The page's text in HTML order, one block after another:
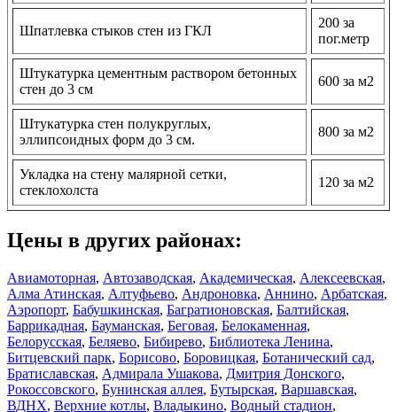
Шпатлевка стыков стен из ГКЛ
200 за
пог.метр
Штукатурка цементным раствором бетонных
стен до 3 см
600 за м2
Штукатурка стен полукруглых,
эллипсоидных форм до 3 см.
800 за м2
Укладка на стену малярной сетки,
стеклохолста
120 за м2
Цены в других районах:
Авиамоторная, Автозаводская, Академическая, Алексеевская,
Алма Атинская, Алтуфьево, Андроновка, Аннино, Арбатская,
Аэропорт, Бабушкинская, Багратионовская, Балтийская,
Баррикадная, Бауманская, Беговая, Белокаменная,
Белорусская, Беляево, Бибирево, Библиотека Ленина,
Битцевский парк, Борисово, Боровицкая, Ботанический сад,
Братиславская, Адмирала Ушакова, Дмитрия Донского,
Рокоссовского, Бунинская аллея, Бутырская, Варшавская,
ВДНХ, Верхние котлы, Владыкино, Водный стадион,